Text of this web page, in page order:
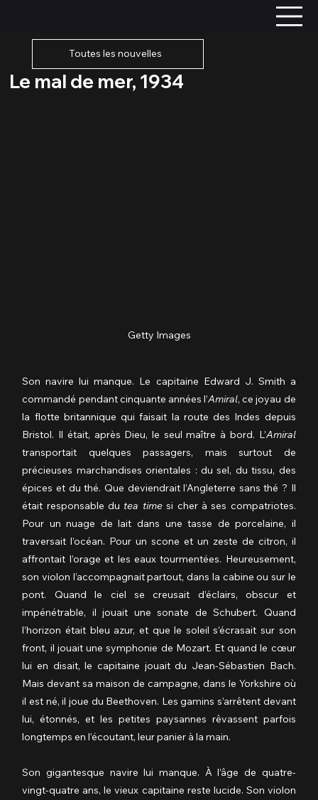
Toutes les nouvelles
Le mal de mer, 1934
Getty Images
Son navire lui manque. Le capitaine Edward J. Smith a
commandé pendant cinquante années l’Amiral, ce joyau de
la flotte britannique qui faisait la route des Indes depuis
Bristol. Il était, après Dieu, le seul maître à bord. L’Amiral
transportait quelques passagers, mais surtout de
précieuses marchandises orientales : du sel, du tissu, des
épices et du thé. Que deviendrait l’Angleterre sans thé ? Il
était responsable du tea time si cher à ses compatriotes.
Pour un nuage de lait dans une tasse de porcelaine, il
traversait l’océan. Pour un scone et un zeste de citron, il
affrontait l’orage et les eaux tourmentées. Heureusement,
son violon l’accompagnait partout, dans la cabine ou sur le
pont. Quand le ciel se creusait d’éclairs, obscur et
impénétrable, il jouait une sonate de Schubert. Quand
l’horizon était bleu azur, et que le soleil s’écrasait sur son
front, il jouait une symphonie de Mozart. Et quand le cœur
lui en disait, le capitaine jouait du Jean-Sébastien Bach.
Mais devant sa maison de campagne, dans le Yorkshire où
il est né, il joue du Beethoven. Les gamins s’arrêtent devant
lui, étonnés, et les petites paysannes rêvassent parfois
longtemps en l’écoutant, leur panier à la main.
Son gigantesque navire lui manque. À l’âge de quatre-
vingt-quatre ans, le vieux capitaine reste lucide. Son violon